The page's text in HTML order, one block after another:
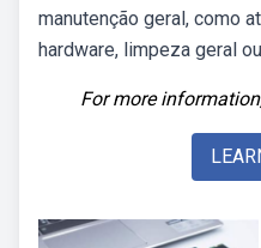
manutenção geral, como
hardware, limpeza geral
For more